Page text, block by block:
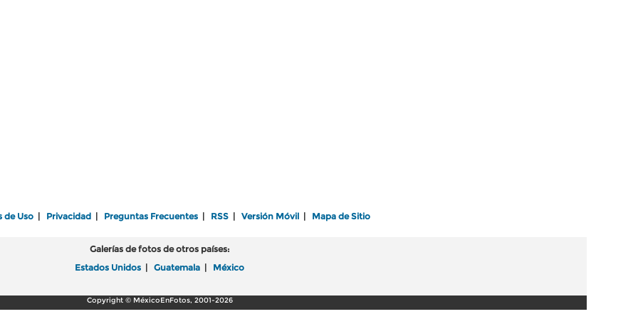
de Uso Privacidad Preguntas Frecuentes RSS Versión Móvil Mapa de Sitio
Galerías de fotos de otros países:
Estados Unidos
Guatemala México
Copyright © MéxicoEnFotos, 2001-2026